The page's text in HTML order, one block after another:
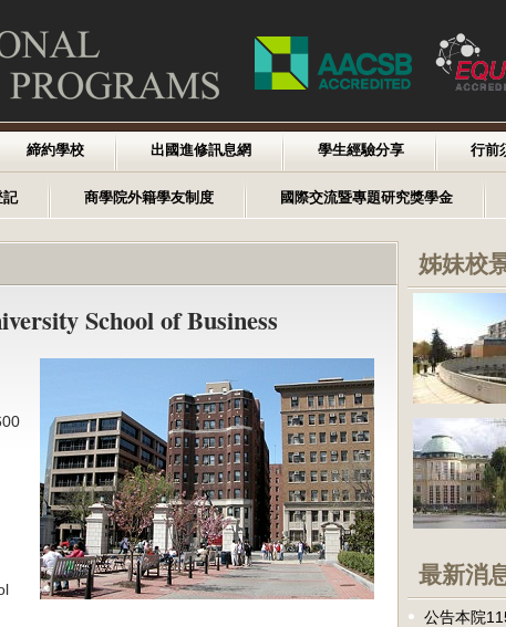
締約學校 出國進修訊息網 學生經驗分享 行前
記 商學院外籍學友制度 國際交流暨專題研究獎學金
School of Business
姊妹校
最新消
公告本院